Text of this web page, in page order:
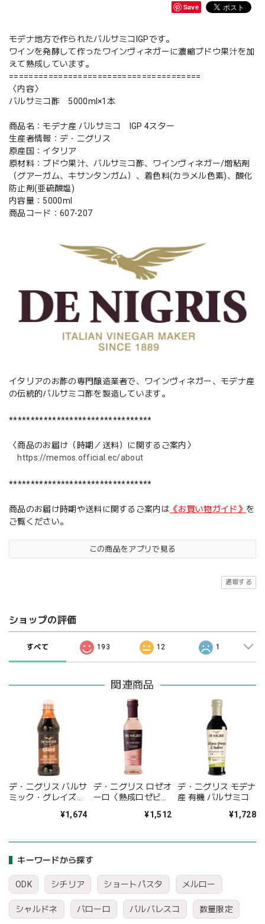
キーワードから探す
ODK シチリア ショートパスタ メルロー
シャルドネ バローロ バルバレスコ 数量限定
Save
モデナ地方で作られたバルサミコIGPです。
ワインを発酵して作ったワインヴィネガーに濃縮ブドウ果汁を加
えて熟成しています。
=======================================
〈内容〉
バルサミコ酢 5000ml×1本
商品名：モデナ産 バルサミコ IGP 4スター
生産者情報：デ・ニグリス
原産国：イタリア
原材料：ブドウ果汁、バルサミコ酢、ワインヴィネガー/増粘剤
（グアーガム、キサンタンガム）、着色料(カラメル色素)、酸化
防止剤(亜硫酸塩)
内容量：5000ml
商品コード：607-207
イタリアのお酢の専門醸造業者で、ワインヴィネガー、モデナ産
の伝統的バルサミコ酢を製造しています。
*********************************
〈商品のお届け（時期／送料）に関するご案内〉
https://memos.official.ec/about
*********************************
商品のお届け時期や送料に関するご案内は 《お買い物ガイド》 を
ご覧ください。
この商品をアプリで見る
通報する
ショップの評価
すべて 193 12 1
関連商品
デ・ニグリス バルサ
ミック・グレイズ・
¥1,674
デ・ニグリス ロゼオ
ーロ〈熟成ロゼビネ
¥1,512
デ・ニグリス モデナ
産 有機 バルサミコ
¥1,728